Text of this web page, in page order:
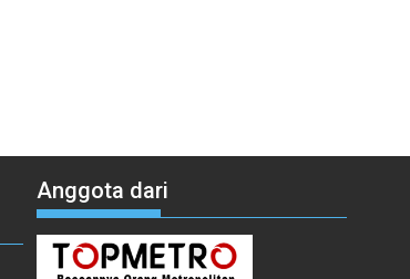
Anggota dari